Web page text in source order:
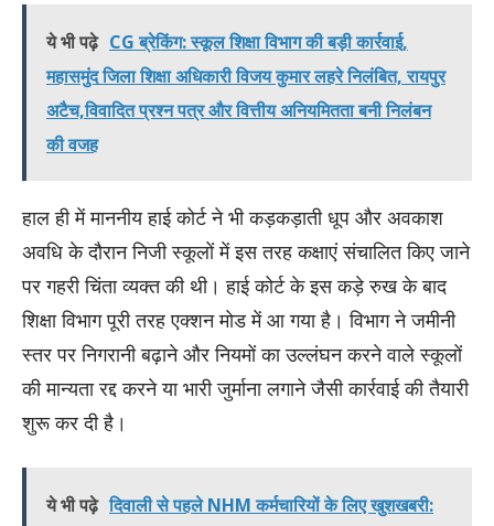
ये भी पढ़े CG ब्रेकिंग: स्कूल शिक्षा विभाग की बड़ी कार्रवाई,
महासमुंद जिला शिक्षा अधिकारी विजय कुमार लहरे निलंबित, रायपुर
अटैच,विवादित प्रश्न पत्र और वित्तीय अनियमितता बनी निलंबन
की वजह
हाल ही में माननीय हाई कोर्ट ने भी कड़कड़ाती धूप और अवकाश
अवधि के दौरान निजी स्कूलों में इस तरह कक्षाएं संचालित किए जाने
पर गहरी चिंता व्यक्त की थी। हाई कोर्ट के इस कड़े रुख के बाद
शिक्षा विभाग पूरी तरह एक्शन मोड में आ गया है। विभाग ने जमीनी
स्तर पर निगरानी बढ़ाने और नियमों का उल्लंघन करने वाले स्कूलों
की मान्यता रद्द करने या भारी जुर्माना लगाने जैसी कार्रवाई की तैयारी
शुरू कर दी है।
ये भी पढ़े दिवाली से पहले NHM कर्मचारियों के लिए खुशखबरी: